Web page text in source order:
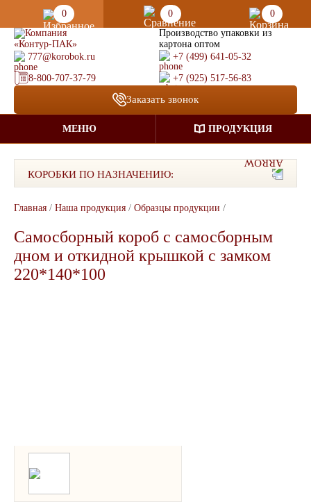
0 0
0
Производство упаковки из
картона оптом
777@korobok.ru
+7 (499) 641-05-32
8-800-707-37-79 +7 (925) 517-56-83
Заказать звонок
МЕНЮ ПРОДУКЦИЯ
КОРОБКИ ПО НАЗНАЧЕНИЮ:
Главная / Наша продукция / Образцы продукции /
Самосборный короб с самосборным
дном и откидной крышкой с замком
220*140*100